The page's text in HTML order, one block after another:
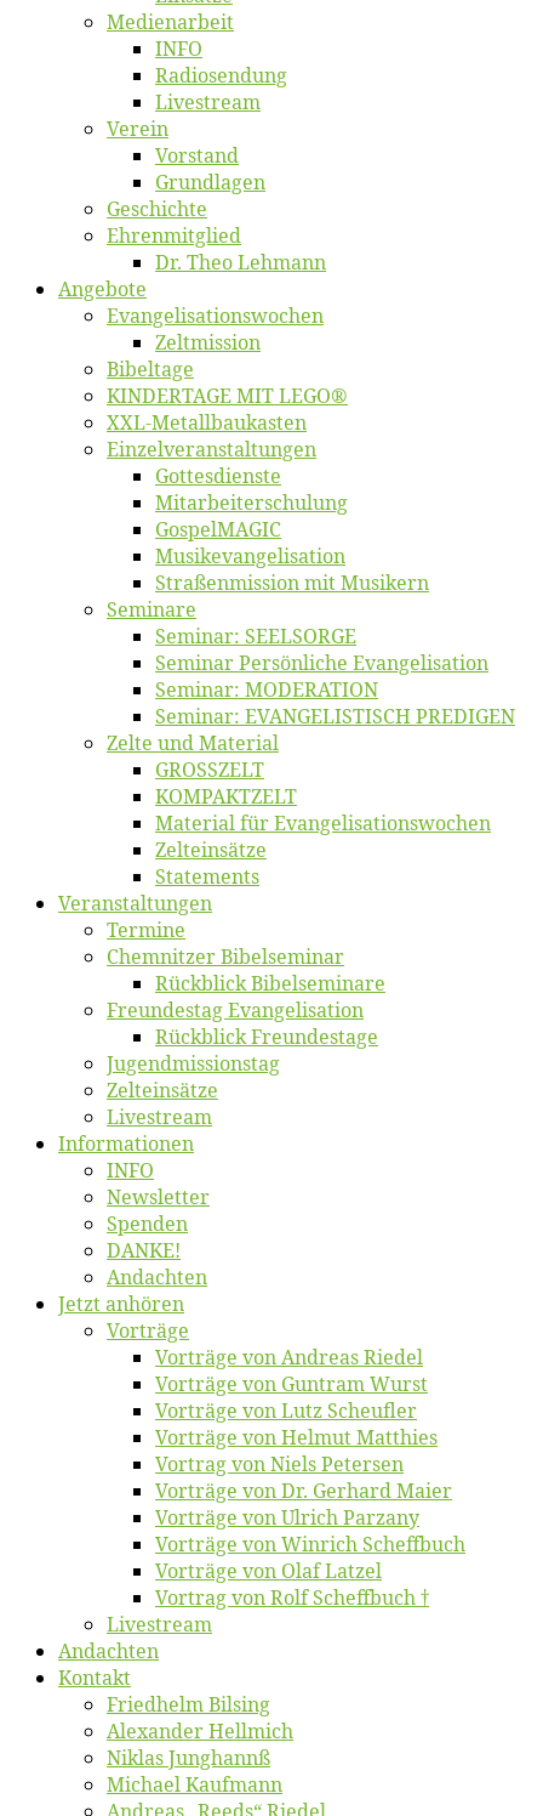
Me­di­en­ar­beit
INFO
Ra­dio­sen­dung
Live­stream
Ver­ein
Vor­stand
Grund­la­gen
Ge­schich­te
Eh­ren­mit­glied
Dr. Theo Lehmann
An­ge­bo­te
Evangelisa­tions­wo­chen
Zelt­mis­si­on
Bi­bel­ta­ge
KINDERTAGE MIT LEGO®
XXL-Me­­tal­l­­bau­­kas­­ten
Einzelver­an­stal­tungen
Got­tes­diens­te
Mitarbeiter­schulung
Gos­pel­MA­GIC
Musikevan­ge­li­sa­tion
Straßenmis­sion mit Musikern
Se­mi­na­re
Se­mi­nar: SEELSORGE
Se­mi­nar Per­sön­li­che Evangelisation
Se­mi­nar: MODERATION
Se­mi­nar: EVANGELISTISCH PREDIGEN
Zel­te und Material
GROSSZELT
KOMPAKTZELT
Ma­te­ri­al für Evangelisationswochen
Zelt­ein­sät­ze
State­ments
Ver­an­stal­tun­gen
Ter­mi­ne
Chemnit­zer Bibelseminar
Rück­blick Bibelseminare
Freun­des­tag Evangelisation
Rück­blick Freundestage
Jugend­mis­sions­tag
Zelt­ein­sät­ze
Live­stream
Informatio­nen
INFO
News­let­ter
Spen­den
DANKE!
An­dach­ten
Jetzt an­hö­ren
Vor­trä­ge
Vor­trä­ge von An­dre­as Riedel
Vor­trä­ge von Gun­tram Wurst
Vor­trä­ge von Lutz Scheufler
Vor­trä­ge von Hel­mut Matthies
Vor­trag von Niels Petersen
Vor­trä­ge von Dr. Ger­hard Maier
Vor­trä­ge von Ul­rich Parzany
Vor­trä­ge von Win­rich Scheffbuch
Vor­trä­ge von Olaf Latzel
Vor­trag von Rolf Scheffbuch †
Live­stream
An­dach­ten
Kon­takt
Fried­helm Bilsing
Alex­an­der Hellmich
Ni­klas Junghannß
Mi­cha­el Kaufmann